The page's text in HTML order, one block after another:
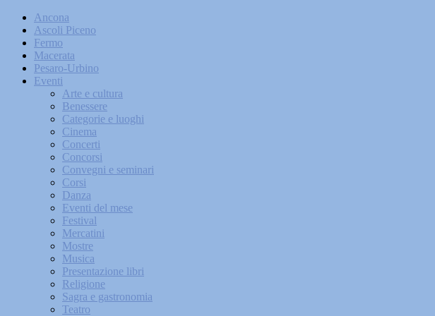
Ancona
Ascoli Piceno
Fermo
Macerata
Pesaro-Urbino
Eventi
Arte e cultura
Benessere
Categorie e luoghi
Cinema
Concerti
Concorsi
Convegni e seminari
Corsi
Danza
Eventi del mese
Festival
Mercatini
Mostre
Musica
Presentazione libri
Religione
Sagra e gastronomia
Teatro